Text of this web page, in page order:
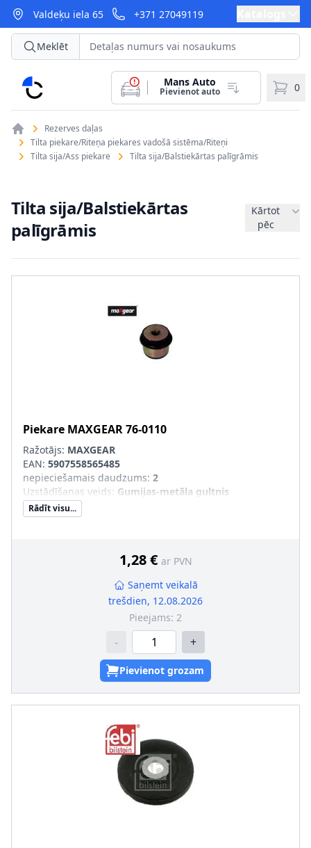
Valdeķu iela 65 +371 27049119
CarParts
Meklēt
Mans Auto
Pievienot auto 0
Rezerves daļas
Tilta piekare/Riteņa piekares vadošā sistēma/Riteņi
Tilta sija/Ass piekare
Tilta sija/Balstiekārtas palīgrāmis
Tilta sija/Balstiekārtas
palīgrāmis
Kārtot
pēc
Piekare MAXGEAR76-0110
Ražotājs: MAXGEAR
EAN: 5907558565485
nepieciešamais daudzums: 2
Uzstādīšanas veids: Gumijas-metāla gultnis
Rādīt visu...
1,28 € ar PVN
Saņemt veikalā
trešdien, 12.08.2026
Pieejams: 2
- +
Pievienot grozam